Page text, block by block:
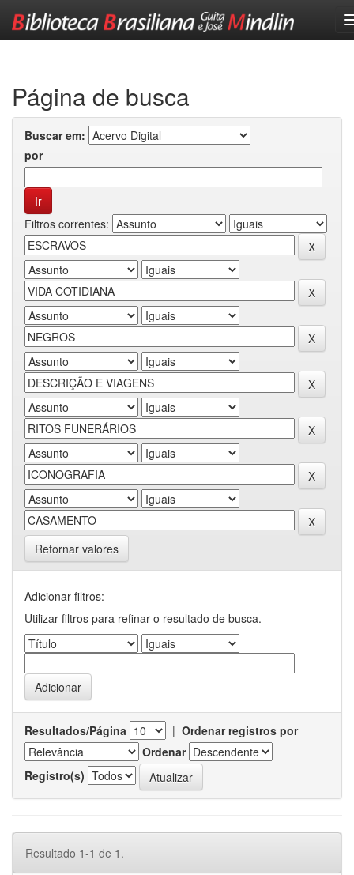
Página de busca
Buscar em:
por
Filtros correntes:
Retornar valores
Adicionar filtros:
Utilizar filtros para refinar o resultado de busca.
Resultados/Página | Ordenar registros por
Ordenar
Registro(s)
Resultado 1-1 de 1.